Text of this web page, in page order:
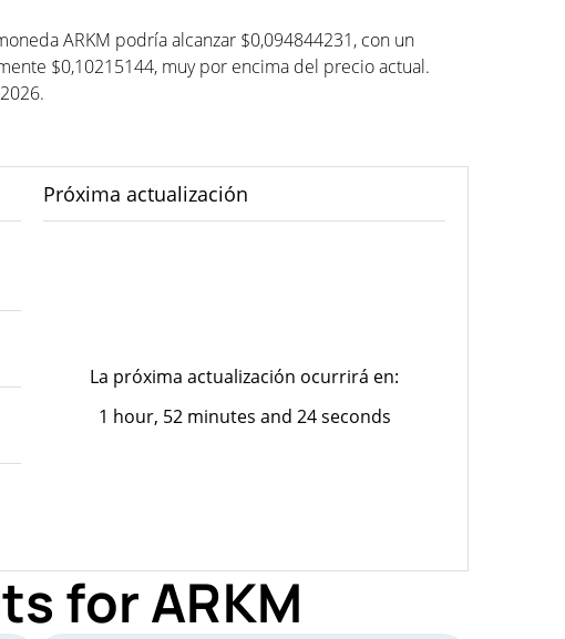
ARKM podría alcanzar $0,094844231, con un
$0,10215144, muy por encima del precio actual.
Próxima actualización
La próxima actualización ocurrirá en:
1 hour, 52 minutes and 24 seconds
for ARKM